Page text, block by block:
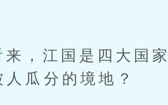
江国是四大国家
瓜分的境地？